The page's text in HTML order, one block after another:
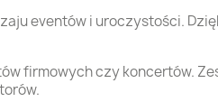
eventów i uroczystości.
firmowych czy koncertów.